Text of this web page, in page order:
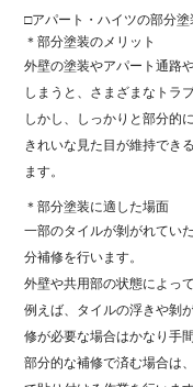
□アパート・ハイツの部分塗
＊部分塗装のメリット
外壁の塗装やアパート通路
しまうと、さまざまなトラ
しかし、しっかりと部分的
きれいな見た目が維持でき
ます。
＊部分塗装に適した場面
一部のタイルが剝がれてい
分補修を行います。
外壁や共用部の状態によっ
例えば、タイルの浮きや剝
修が必要な場合はかなり手
部分的な補修で済む場合は